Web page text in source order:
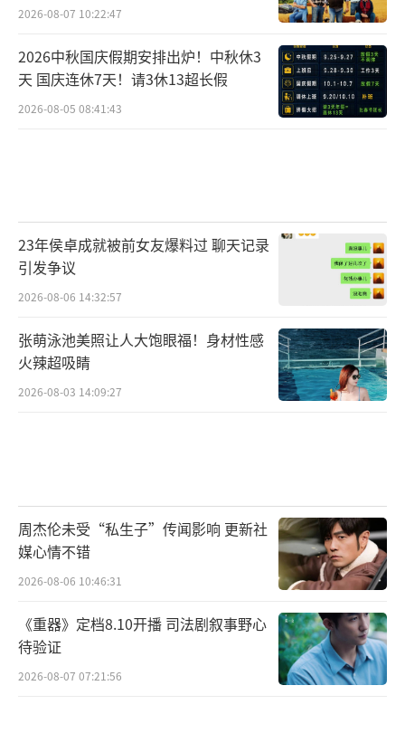
2026-08-07 10:22:47
2026中秋国庆假期安排出炉！中秋休3
天 国庆连休7天！请3休13超长假
2026-08-05 08:41:43
23年侯卓成就被前女友爆料过 聊天记录
引发争议
2026-08-06 14:32:57
张萌泳池美照让人大饱眼福！身材性感
火辣超吸睛
2026-08-03 14:09:27
周杰伦未受“私生子”传闻影响 更新社
媒心情不错
2026-08-06 10:46:31
《重器》定档8.10开播 司法剧叙事野心
待验证
2026-08-07 07:21:56